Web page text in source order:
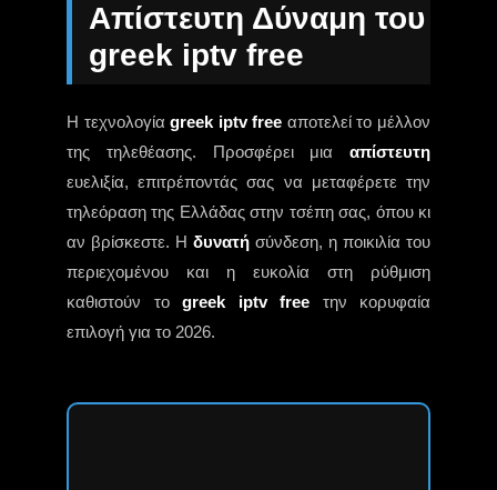
Απίστευτη Δύναμη του
greek iptv free
Η τεχνολογίαgreek iptv free αποτελεί το μέλλον
της τηλεθέασης. Προσφέρει μια απίστευτη
ευελιξία, επιτρέποντάς σας να μεταφέρετε την
τηλεόραση της Ελλάδας στην τσέπη σας, όπου κι
αν βρίσκεστε. Η δυνατή σύνδεση, η ποικιλία του
περιεχομένου και η ευκολία στη ρύθμιση
καθιστούν το greek iptv free την κορυφαία
επιλογή για το 2026.